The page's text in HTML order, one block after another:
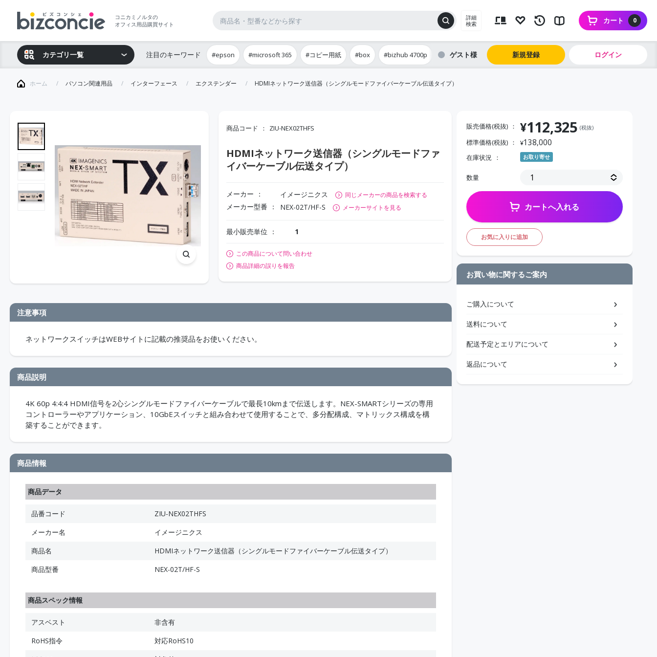
コニカミノルタの
オフィス用品購買サイト
詳細
検索
0
カート
カテゴリ一覧 注目のキーワード #epson #microsoft 365 #コピー用紙 #box #bizhub 4700p ゲスト 新規登録 ログイン
ホーム パソコン関連用品 インターフェース エクステンダー HDMIネットワーク送信器（シングルモードファイバーケーブル伝送タイプ）
商品コード ZIU-NEX02THFS
HDMIネットワーク送信器（シングルモードファ
イバーケーブル伝送タイプ）
メーカー イメージニクス 同じメーカーの商品を検索する
メーカー型番 NEX-02T/HF-S メーカーサイトを見る
最小販売単位 1
この商品について問い合わせ
商品詳細の誤りを報告
注意事項
ネットワークスイッチはWEBサイトに記載の推奨品をお使いください。
商品説明
4K 60p 4:4:4 HDMI信号を2心シングルモードファイバーケーブルで最長10kmまで伝送します。NEX-SMARTシリーズの専用
コントローラーやアプリケーション、10GbEスイッチと組み合わせて使用することで、多分配構成、マトリックス構成を構
築することができます。
商品情報
商品データ
品番コード
ZIU-NEX02THFS
メーカー名
イメージニクス
商品名
HDMIネットワーク送信器（シングルモードファイバーケーブル伝送タイプ）
商品型番
NEX-02T/HF-S
商品スペック情報
アスベスト
非含有
RoHS指令
対応RoHS10
販売価格(税抜) ¥112,325 (税抜)
標準価格(税抜) ¥138,000
在庫状況 お取り寄せ
数量
カートへ入れる
お気に入りに追加
お買い物に関するご案内
ご購入について
送料について
配送予定とエリアについて
返品について